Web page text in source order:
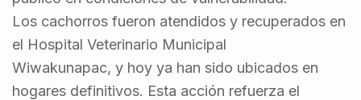
Los cachorros fueron atendidos y recuperados en
el Hospital Veterinario Municipal
Wiwakunapac, y hoy ya han sido ubicados en
hogares definitivos. Esta acción refuerza el